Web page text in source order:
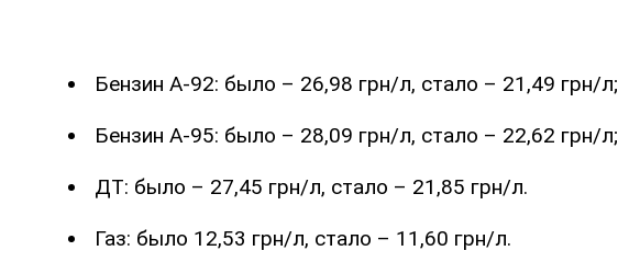
Бензин А-92: было – 26,98 грн/л, стало – 21,49 грн/л;
Бензин А-95: было – 28,09 грн/л, стало – 22,62 грн/л;
ДТ: было – 27,45 грн/л, стало – 21,85 грн/л.
Газ: было 12,53 грн/л, стало – 11,60 грн/л.